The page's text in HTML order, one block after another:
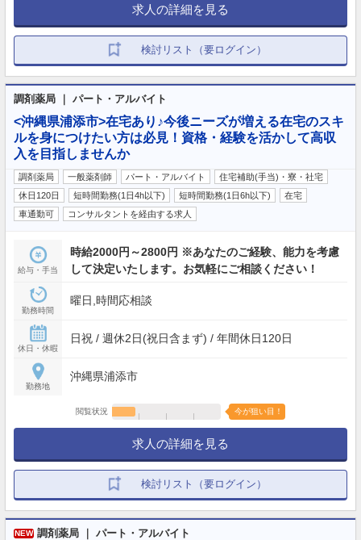
求人の詳細を見る
検討リスト（要ログイン）
調剤薬局 ｜ パート・アルバイト
<沖縄県浦添市>在宅あり♪今後ニーズが増える在宅のスキ
ルを身につけたい方は必見！資格・経験を活かして高収
入を目指しませんか
調剤薬局 一般薬剤師 パート・アルバイト
住宅補助(手当)・寮・社宅
休日120日
短時間勤務(1日4h以下) 短時間勤務(1日6h以下)
在宅
車通勤可
コンサルタントを経由する求人
給与・手当
時給2000円～2800円 ※あなたのご経験、能力を考慮
して決定いたします。お気軽にご相談ください！
勤務時間
曜日,時間応相談
休日・休暇
日祝 / 週休2日(祝日含まず) / 年間休日120日
勤務地
沖縄県浦添市
閲覧状況 今が狙い目！
求人の詳細を見る
検討リスト（要ログイン）
NEW 調剤薬局 ｜ パート・アルバイト